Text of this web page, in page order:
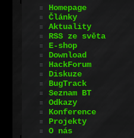
Homepage
Články
Aktuality
RSS ze světa
E-shop
Download
HackForum
Diskuze
BugTrack
Seznam BT
Odkazy
Konference
Projekty
O nás